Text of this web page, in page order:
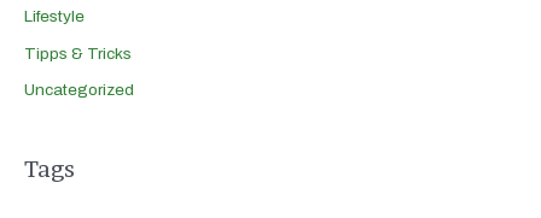
Lifestyle
Tipps & Tricks
Uncategorized
Tags